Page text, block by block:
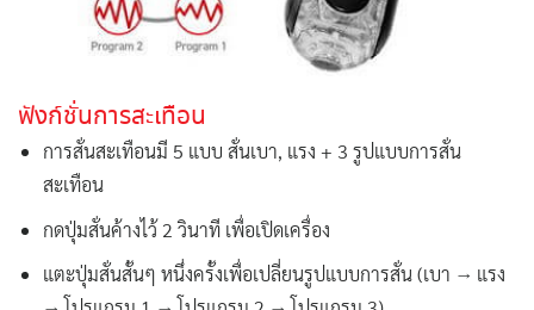
ฟังก์ชั่นการสะเทือน
การสั่นสะเทือนมี 5 แบบ สั่นเบา, แรง + 3 รูปแบบการสั่น
สะเทือน
กดปุ่มสั่นค้างไว้ 2 วินาที เพื่อเปิดเครื่อง
แตะปุ่มสั่นสั้นๆ หนึ่งครั้งเพื่อเปลี่ยนรูปแบบการสั่น (เบา → แรง